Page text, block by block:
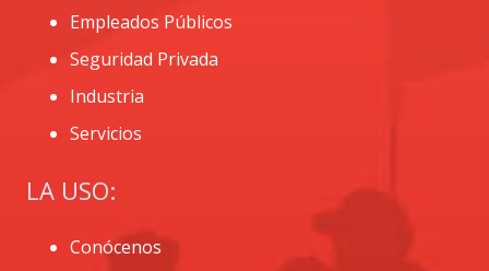
Empleados Públicos
Seguridad Privada
Industria
Servicios
LA USO:
Conócenos